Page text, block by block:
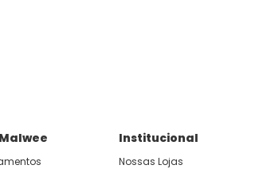
Institucional
Nossas Lojas